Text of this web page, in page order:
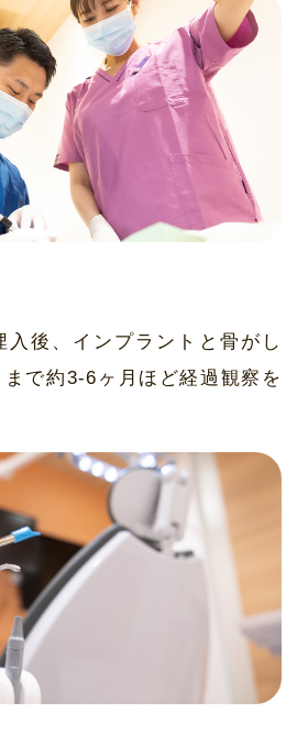
入後、インプラントと骨がし
で約3-6ヶ月ほど経過観察を